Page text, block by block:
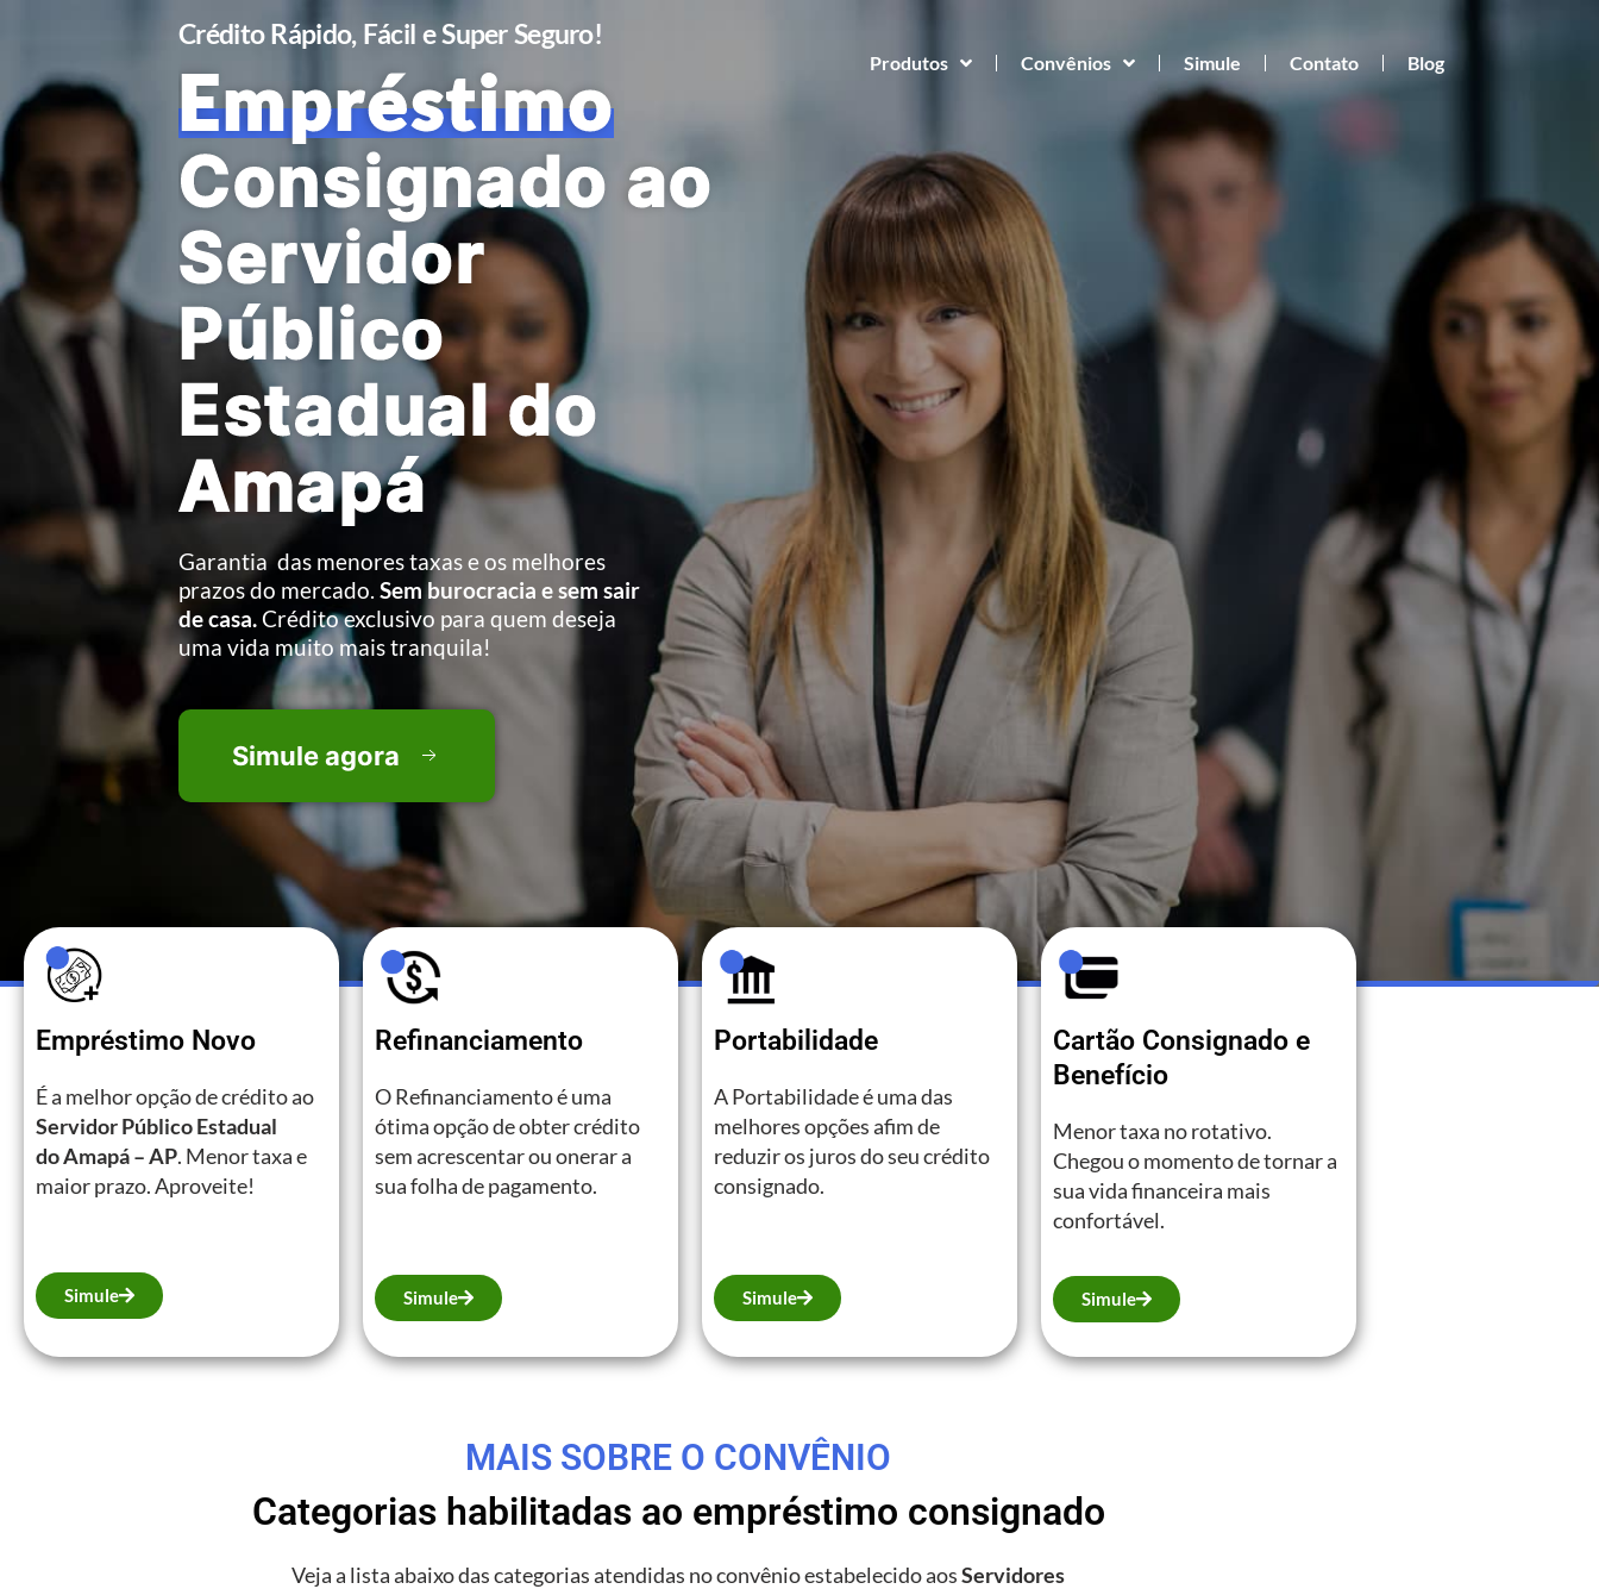
Produtos Convênios Simule Contato Blog
Crédito Rápido, Fácil e Super Seguro!
Empréstimo
Consignado ao
Servidor
Público
Estadual do
Amapá
Garantia das menores taxas e os melhores
prazos do mercado. Sem burocracia e sem sair
de casa.Crédito exclusivo para quem deseja
uma vida muito mais tranquila!
Simule agora
Empréstimo Novo
É a melhor opção de crédito ao
Servidor Público Estadual
do Amapá – AP. Menor taxa e
maior prazo. Aproveite!
Simule
Refinanciamento
O Refinanciamento é uma
ótima opção de obter crédito
sem acrescentar ou onerar a
sua folha de pagamento.
Simule
Portabilidade
A Portabilidade é uma das
melhores opções afim de
reduzir os juros do seu crédito
consignado.
Simule
Cartão Consignado e
Benefício
Menor taxa no rotativo.
Chegou o momento de tornar a
sua vida financeira mais
confortável.
Simule
MAIS SOBRE O CONVÊNIO
Categorias habilitadas ao empréstimo consignado
Veja a lista abaixo das categorias atendidas no convênio estabelecido aosServidores